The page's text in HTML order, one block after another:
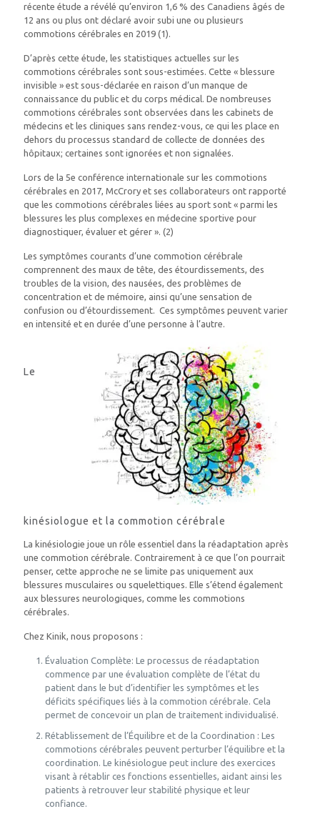
récente étude a révélé qu’environ 1,6 % des Canadiens âgés de
12 ans ou plus ont déclaré avoir subi une ou plusieurs
commotions cérébrales en 2019 (1).
D’après cette étude, les statistiques actuelles sur les
commotions cérébrales sont sous-estimées. Cette « blessure
invisible » est sous-déclarée en raison d’un manque de
connaissance du public et du corps médical. De nombreuses
commotions cérébrales sont observées dans les cabinets de
médecins et les cliniques sans rendez-vous, ce qui les place en
dehors du processus standard de collecte de données des
hôpitaux; certaines sont ignorées et non signalées.
Lors de la 5e conférence internationale sur les commotions
cérébrales en 2017, McCrory et ses collaborateurs ont rapporté
que les commotions cérébrales liées au sport sont « parmi les
blessures les plus complexes en médecine sportive pour
diagnostiquer, évaluer et gérer ». (2)
Les symptômes courants d’une commotion cérébrale
comprennent des maux de tête, des étourdissements, des
troubles de la vision, des nausées, des problèmes de
concentration et de mémoire, ainsi qu’une sensation de
confusion ou d’étourdissement. Ces symptômes peuvent varier
en intensité et en durée d’une personne à l’autre.
Le
kinésiologue et la commotion cérébrale
La kinésiologie joue un rôle essentiel dans la réadaptation après
une commotion cérébrale. Contrairement à ce que l’on pourrait
penser, cette approche ne se limite pas uniquement aux
blessures musculaires ou squelettiques. Elle s’étend également
aux blessures neurologiques, comme les commotions
cérébrales.
Chez Kinik, nous proposons :
Évaluation Complète: Le processus de réadaptation
commence par une évaluation complète de l’état du
patient dans le but d’identifier les symptômes et les
déficits spécifiques liés à la commotion cérébrale. Cela
permet de concevoir un plan de traitement individualisé.
Rétablissement de l’Équilibre et de la Coordination : Les
commotions cérébrales peuvent perturber l’équilibre et la
coordination. Le kinésiologue peut inclure des exercices
visant à rétablir ces fonctions essentielles, aidant ainsi les
patients à retrouver leur stabilité physique et leur
confiance.